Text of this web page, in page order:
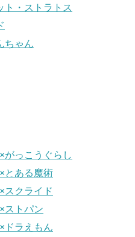
ト・ストラトス
ちゃん
がっこうぐらし
とある魔術
スクライド
ストパン
ドラえもん